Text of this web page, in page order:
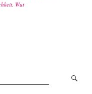
, Wut